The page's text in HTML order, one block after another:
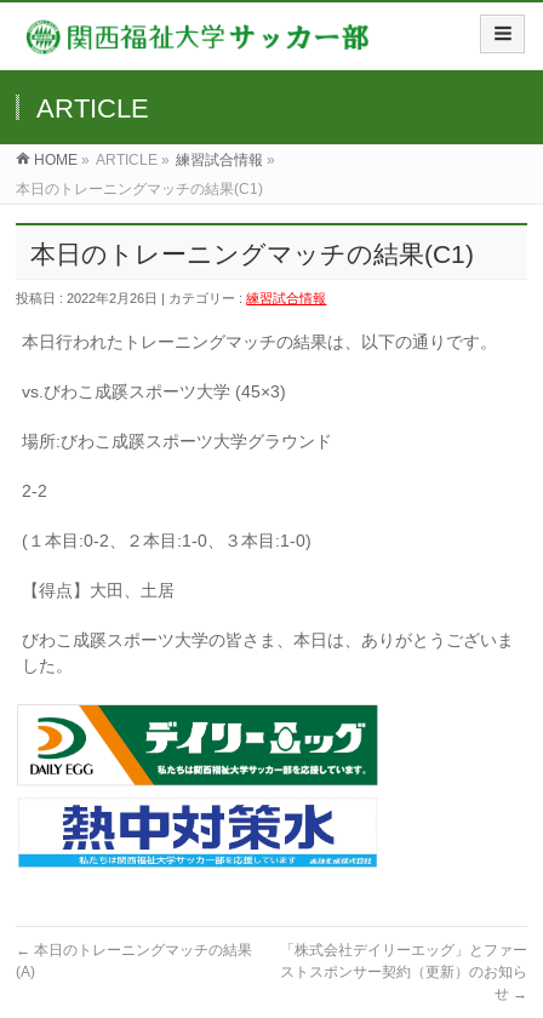
ARTICLE
HOME » ARTICLE » 練習試合情報 »
本日のトレーニングマッチの結果(C1)
本日のトレーニングマッチの結果(C1)
投稿日 : 2022年2月26日 | カテゴリー :練習試合情報
本日行われたトレーニングマッチの結果は、以下の通りです。
vs.びわこ成蹊スポーツ大学 (45×3)
場所:びわこ成蹊スポーツ大学グラウンド
2-2
(１本目:0-2、２本目:1-0、３本目:1-0)
【得点】大田、土居
びわこ成蹊スポーツ大学の皆さま、本日は、ありがとうございま
した。
← 本日のトレーニングマッチの結果
(A)
「株式会社デイリーエッグ」とファー
ストスポンサー契約（更新）のお知ら
せ →